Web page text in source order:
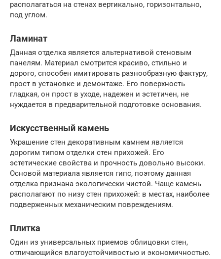
располагаться на стенах вертикально, горизонтально,
под углом.
Ламинат
Данная отделка является альтернативой стеновым
панелям. Материал смотрится красиво, стильно и
дорого, способен имитировать разнообразную фактуру,
прост в установке и демонтаже. Его поверхность
гладкая, он прост в уходе, надежен и эстетичен, не
нуждается в предварительной подготовке основания.
Искусственный камень
Украшение стен декоративным камнем является
дорогим типом отделки стен прихожей. Его
эстетические свойства и прочность довольно высоки.
Основой материала является гипс, поэтому данная
отделка признана экологически чистой. Чаще камень
располагают по низу стен прихожей: в местах, наиболее
подверженных механическим повреждениям.
Плитка
Один из универсальных приемов облицовки стен,
отличающийся влагоустойчивостью и экономичностью.